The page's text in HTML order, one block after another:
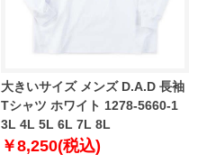
大きいサイズ メンズ D.A.D 長袖
Tシャツ ホワイト 1278-5660-1
3L 4L 5L 6L 7L 8L
￥8,250(税込)